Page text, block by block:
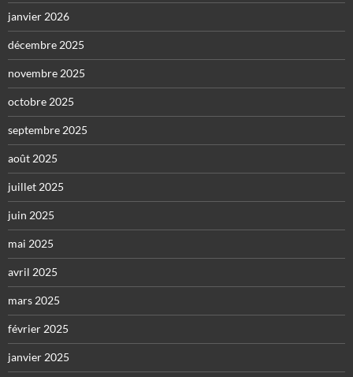
janvier 2026
décembre 2025
novembre 2025
octobre 2025
septembre 2025
août 2025
juillet 2025
juin 2025
mai 2025
avril 2025
mars 2025
février 2025
janvier 2025